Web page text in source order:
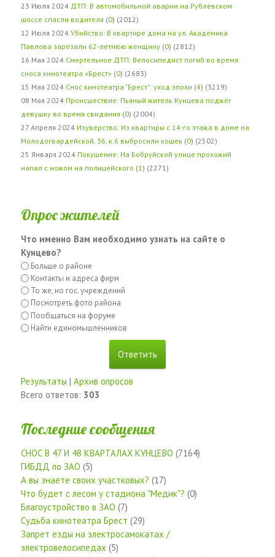
23 Июля 2024 ДТП: В автомобильной аварии на Рублёвском
шоссе спасли водителя (0) (2012)
12 Июля 2024 Убийство: В квартире дома на ул. Академика
Павлова зарезали 62-летнюю женщину (0) (2812)
16 Мая 2024 Смертельное ДТП: Велосипедист погиб во время
сноса кинотеатра «Брест» (0) (2683)
15 Мая 2024 Снос кинотеатра "Брест": уход эпохи (4) (3219)
08 Мая 2024 Происшествие: Пьяный житель Кунцева поджёг
девушку во время свидания (0) (2004)
27 Апреля 2024 Изуверство: Из квартиры с 14-го этажа в доме на
Молодогвардейской, 36, к.6 выбросили кошек (0) (2502)
25 Января 2024 Покушение: На Бобруйской улице прохожий
напал с ножом на полицейского (1 ) (2271)
Опрос жителей
Что именно Вам необходимо узнать на сайте о
Кунцево?
Больше о районе
Контакты и адреса фирм
То же, но гос. учреждений
Посмотреть фото района
Пообщаться на форуме
Найти единомышленников
Результаты | Архив опросов
Всего ответов: 303
Последние сообщения
СНОС В 47 И 48 КВАРТАЛАХ КУНЦЕВО (7164)
ГИБДД по ЗАО (5)
А вы знаете своих участковых? (17)
Что будет с лесом у стадиона "Медик"? (0)
Благоустройство в ЗАО (7)
Судьба кинотеатра Брест (29)
Запрет езды на электросамокатах /
электровелосипедах (5)